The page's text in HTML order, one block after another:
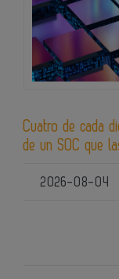
Cuatro de cada
de un SOC que
2026-08-04